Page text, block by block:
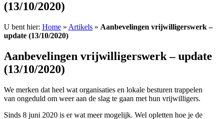
(13/10/2020)
U bent hier: Home » Artikels » Aanbevelingen vrijwilligerswerk –
update (13/10/2020)
Aanbevelingen vrijwilligerswerk – update
(13/10/2020)
We merken dat heel wat organisaties en lokale besturen trappelen
van ongeduld om weer aan de slag te gaan met hun vrijwilligers.
Sinds 8 juni 2020 is er wat meer mogelijk. Wel opletten hoe je de